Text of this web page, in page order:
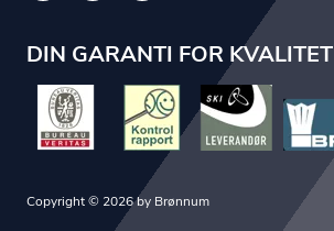
DIN GARANTI FOR KVALITET
Copyright © 2026 by Brønnum